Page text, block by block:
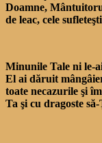
Doamne,
de leac, cele
Minunile Tale ni le-
El ai dăruit
toate necazurile şi
Ta şi cu dragoste